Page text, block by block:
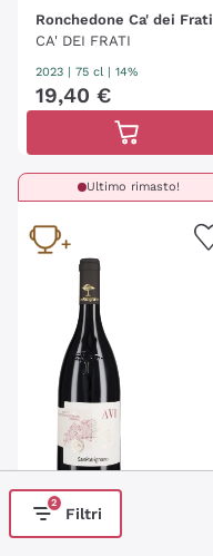
Ronchedone Ca' dei Frati
CA' DEI FRATI
2023 75 cl | 14%
19,40 €
Ultimo rimasto!
Sangiovese Romagna Ris.
'Avi' San Patrignano
2
Filtri